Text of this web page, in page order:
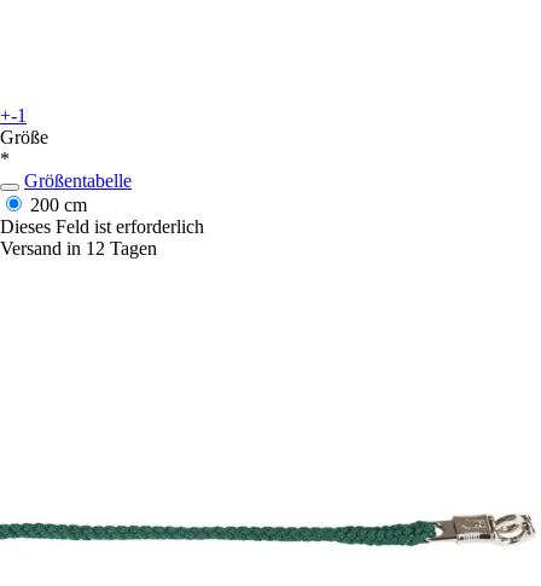
+-1
Größe
*
Größentabelle
200 cm
Dieses Feld ist erforderlich
Versand in 12 Tagen